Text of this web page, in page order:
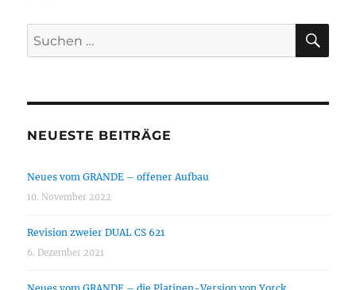
WE403B
Suchen
nach:
NEUESTE BEITRÄGE
Neues vom GRANDE – offener Aufbau
10. November 2022
Revision zweier DUAL CS 621
6. Dezember 2021